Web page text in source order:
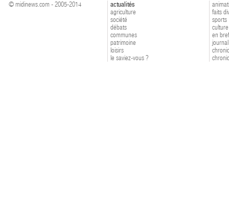
© midinews.com - 2005-2014
actualités
agriculture
société
débats
communes
patrimoine
loisirs
le saviez-vous ?
faits
sports
culture
en bref